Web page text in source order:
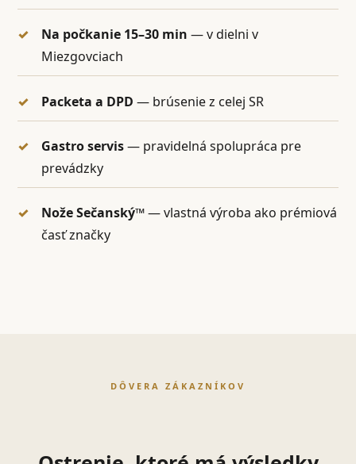
Na počkanie 15–30 min — v dielni v
Miezgovciach
Packeta a DPD — brúsenie z celej SR
Gastro servis— pravidelná spolupráca pre
prevádzky
Nože Sečanský™— vlastná výroba ako prémiová
časť značky
DÔVERA ZÁKAZNÍKOV